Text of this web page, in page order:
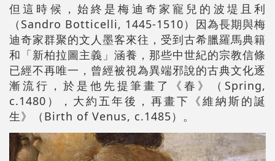
但這時候，始終是梅迪奇家寵兒的波堤且利
（Sandro Botticelli, 1445-1510）因為長期與梅
迪奇家群聚的文人墨客來往，受到古希臘羅馬典籍
和「新柏拉圖主義」涵養，那些中世紀的宗教信條
已經不再唯一，曾經被視為異端邪說的古典文化逐
漸流行，於是他先提筆畫了《春》（Spring,
c.1480），大約五年後，再畫下《維納斯的誕
生》（Birth of Venus, c.1485）。